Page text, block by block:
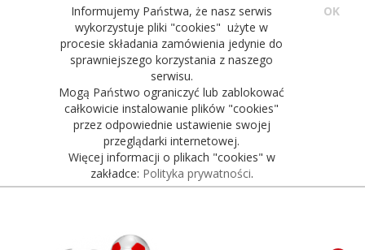
Informujemy Państwa, że nasz serwis
wykorzystuje pliki "cookies" użyte w
procesie składania zamówienia jedynie do
sprawniejszego korzystania z naszego
serwisu.
Mogą Państwo ograniczyć lub zablokować
całkowicie instalowanie plików "cookies"
przez odpowiednie ustawienie swojej
przeglądarki internetowej.
Więcej informacji o plikach "cookies" w
zakładce: Polityka prywatności.
OK